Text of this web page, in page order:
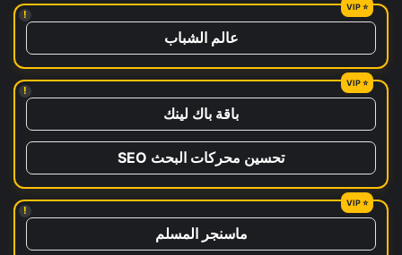
!
عالم الشباب
!
باقة باك لينك
تحسين محركات البحث SEO
!
ماسنجر المسلم